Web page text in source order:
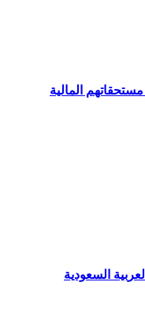
المالية
السعودية